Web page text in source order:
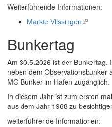
Weiterführende Informationen:
Märkte Vlissingen(link
Bunkertag
Am 30.5.2026 ist der Bunkertag.
neben dem Observationsbunker
MG Bunker im Hafen zugänglich.
In diesem Jahr ist zum ersten
aus dem Jahr 1968 zu
weiterführende Informationen: